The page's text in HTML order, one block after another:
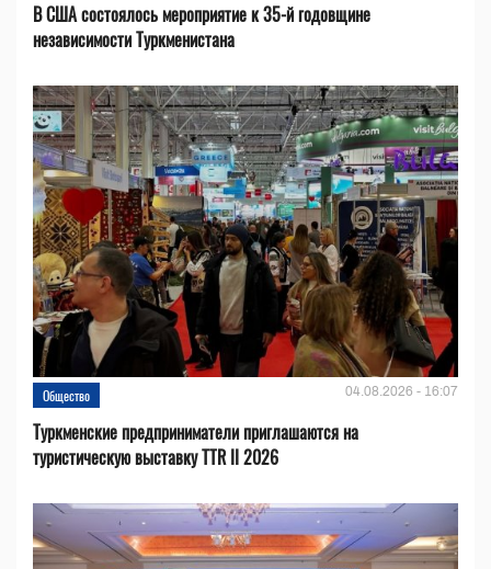
В США состоялось мероприятие к 35-й годовщине
независимости Туркменистана
Общество 04.08.2026 - 16:07
Туркменские предприниматели приглашаются на
туристическую выставку TTR II 2026